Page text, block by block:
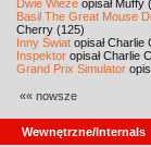
Dwie Wieże opisał Muffy
Basil The Great Mouse
Cherry (125)
Inny Świat opisał Charlie
Inspektor opisał Charlie
Grand Prix Simulator
«« nowsze
Wewnętrzne/Internals